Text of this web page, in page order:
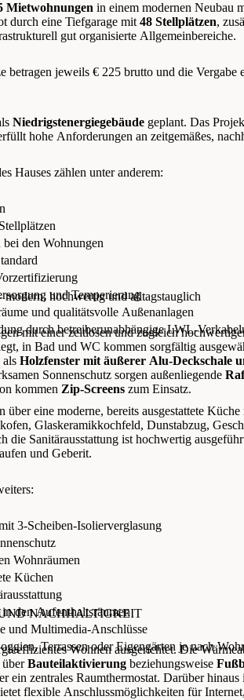
Mietwohnungen in einem modernen Neubau
durch eine Tiefgarage mit 48 Stellplätzen,
gut organisierte Allgemeinbereiche.
betragen jeweils € 225 brutto und die Vergabe
Niedrigstenergiegebäude geplant. Das
hohe Anforderungen an zeitgemäßes,
Hauses zählen unter anderem:
den Wohnungen
und Temperierung
und qualitätsvolle Außenanlagen
durch betreiberunabhängige LWL-
hochwertig und alltagstauglich
mit einer zeitlosen und zugleich
in Bad und WC kommen sorgfältig
als Holzfenster mit äußerer Alu-Deckschale
Sonnenschutz sorgen außenliegende
kommen Zip-Screens zum Einsatz.
über eine moderne, bereits ausgestattete
Glaskeramikkochfeld, Dunstabzug,
die Sanitärausstattung ist hochwertig
und Geberit.
3-Scheiben-Isolierverglasung
Wohnräumen
Küchen
den Aufenthaltsräumen
und Multimedia-Anschlüsse
Terrassen oder Eigengärten je nach
NACHHALTIGKEIT
Wohnen ausgerichtet. Die
überBauteilaktivierung beziehungsweise
ein zentrales Raumthermostat. Darüber hinaus
flexible Anschlussmöglichkeiten für